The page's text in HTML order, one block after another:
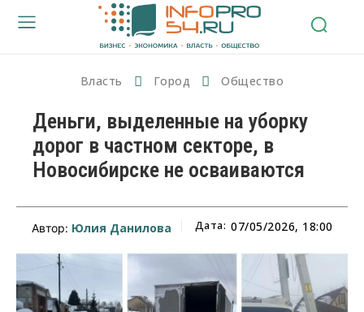
Власть Город Общество
Деньги, выделенные на уборку
дорог в частном секторе, в
Новосибирске не осваиваются
Автор: Юлия Данилова Дата: 07/05/2026, 18:00